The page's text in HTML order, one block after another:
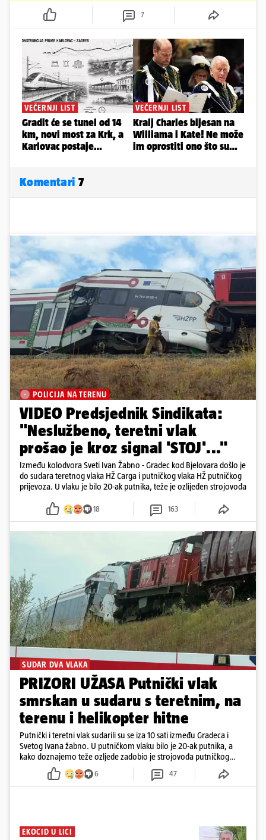
7
Komentari 7
POLICIJA NA TERENU
VIDEO Predsjednik Sindikata:
"Neslužbeno, teretni vlak
prošao je kroz signal 'STOJ'..."
Između kolodvora Sveti Ivan Žabno - Gradec kod Bjelovara došlo je
do sudara teretnog vlaka HŽ Carga i putničkog vlaka HŽ putničkog
prijevoza. U vlaku je bilo 20-ak putnika, teže je ozlijeđen strojovođa
18 163
SUDAR DVA VLAKA
PRIZORI UŽASA Putnički vlak
smrskan u sudaru s teretnim, na
terenu i helikopter hitne
Putnički i teretni vlak sudarili su se iza 10 sati između Gradeca i
Svetog Ivana žabno. U putničkom vlaku bilo je 20-ak putnika, a
kako doznajemo teže ozljede zadobio je strojovođa putničkog
vlaka. Zatvoren je promet, a fotoreporteri Prigorskog objavili su
prve snimke s mjesta sudara
6 47
EKOCID U LICI